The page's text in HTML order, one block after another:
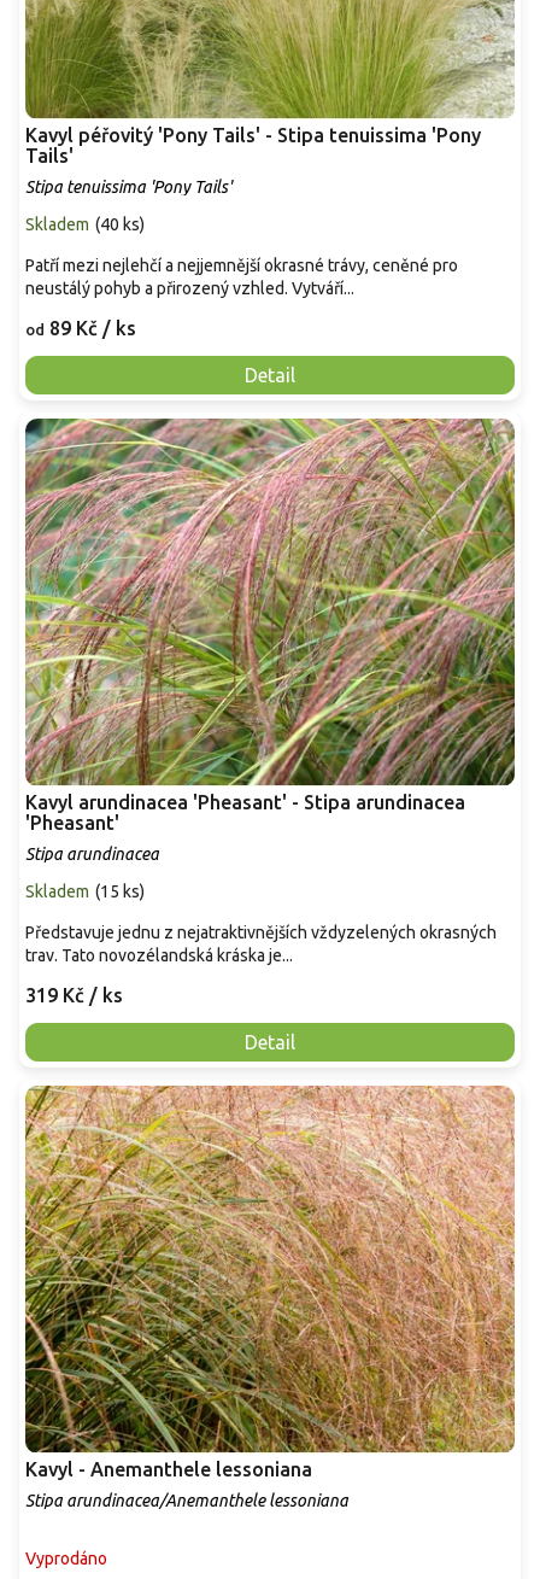
Kavyl péřovitý 'Pony Tails' - Stipa tenuissima 'Pony
Tails'
Stipa tenuissima 'Pony Tails'
Skladem (40 ks)
od 89 Kč / ks
Detail
Patří mezi nejlehčí a nejjemnější okrasné trávy, ceněné pro
neustálý pohyb a přirozený vzhled. Vytváří...
Kavyl arundinacea 'Pheasant' - Stipa arundinacea
'Pheasant'
Stipa arundinacea
Skladem (15 ks)
319 Kč / ks
Detail
Představuje jednu z nejatraktivnějších vždyzelených okrasných
trav. Tato novozélandská kráska je...
Kavyl - Anemanthele lessoniana
Stipa arundinacea/Anemanthele lessoniana
Vyprodáno